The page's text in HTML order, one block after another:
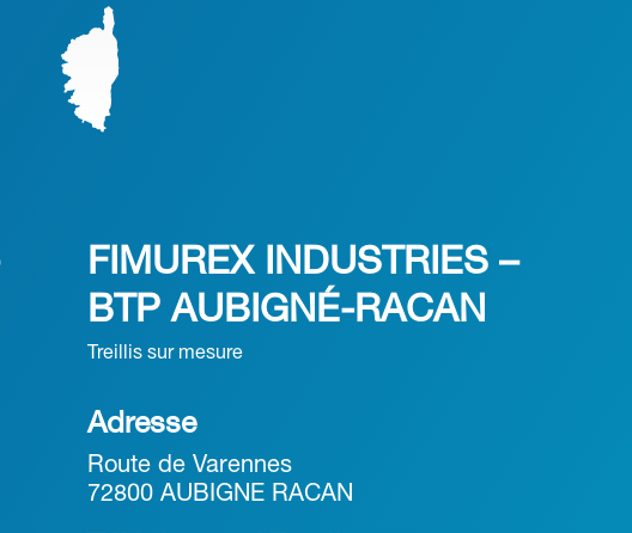
FIMUREX INDUSTRIES –
BTP AUBIGNÉ-RACAN
Treillis sur mesure
Adresse
Route de Varennes
72800 AUBIGNE RACAN